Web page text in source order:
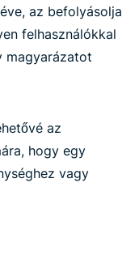
az befolyásolja
felhasználókkal
magyarázatot
az
hogy egy
vagy